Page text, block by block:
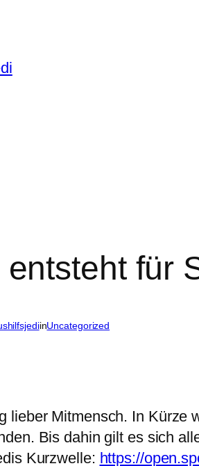
entsteht für
inUncategorized
lieber Mitmensch. In Kürze
Bis dahin gilt es sich
Kurzwelle: https://